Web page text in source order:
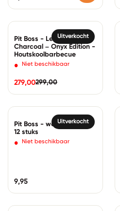
Uitverkocht
Pit Boss - Lexington
Charcoal – Onyx Edition -
Houtskoolbarbecue
• Niet beschikbaar
Normale prijs
299,00
Verkoopprijs
279,00
Uitverkocht
Pit Boss - worst haken -
12 stuks
• Niet beschikbaar
Normale prijs
9,95